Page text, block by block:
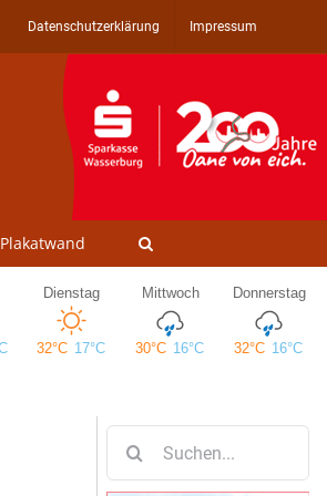
Datenschutzerklärung Impressum
Plakatwand
nach: